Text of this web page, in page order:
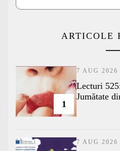
ARTICOLE
1
7 AUG 2026
Lecturi
Jumătate
7 AUG 2026